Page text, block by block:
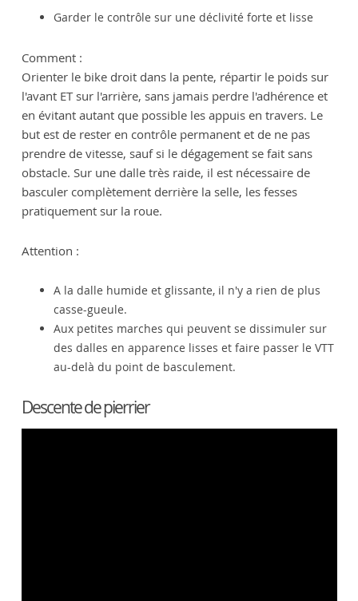
Garder le contrôle sur une déclivité forte et lisse
Comment :
Orienter le bike droit dans la pente, répartir le poids sur
l'avant ET sur l'arrière, sans jamais perdre l'adhérence et
en évitant autant que possible les appuis en travers. Le
but est de rester en contrôle permanent et de ne pas
prendre de vitesse, sauf si le dégagement se fait sans
obstacle. Sur une dalle très raide, il est nécessaire de
basculer complètement derrière la selle, les fesses
pratiquement sur la roue.
Attention :
A la dalle humide et glissante, il n'y a rien de plus
casse-gueule.
Aux petites marches qui peuvent se dissimuler sur
des dalles en apparence lisses et faire passer le VTT
au-delà du point de basculement.
Descente de pierrier